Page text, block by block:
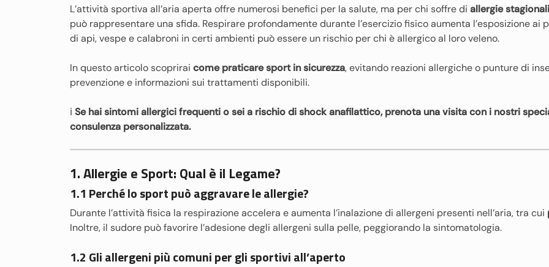
L’attività sportiva all’aria aperta offre numerosi benefici per la salute, ma per chi soffre di allergie stagionali
può rappresentare una sfida. Respirare profondamente durante l’esercizio fisico aumenta l’esposizione
di api, vespe e calabroni in certi ambienti può essere un rischio per chi è allergico al loro veleno.
In questo articolo scoprirai come praticare sport in sicurezza, evitando reazioni allergiche o punture di
prevenzione e informazioni sui trattamenti disponibili.
ℹ Se hai sintomi allergici frequenti o sei a rischio di shock anafilattico, prenota una visita con i nostri
consulenza personalizzata.
1. Allergie e Sport: Qual è il Legame?
1.1 Perché lo sport può aggravare le allergie?
Durante l’attività fisica la respirazione accelera e aumenta l’inalazione di allergeni presenti nell’aria, tra cui
Inoltre, il sudore può favorire l’adesione degli allergeni sulla pelle, peggiorando la sintomatologia.
1.2 Gli allergeni più comuni per gli sportivi all’aperto